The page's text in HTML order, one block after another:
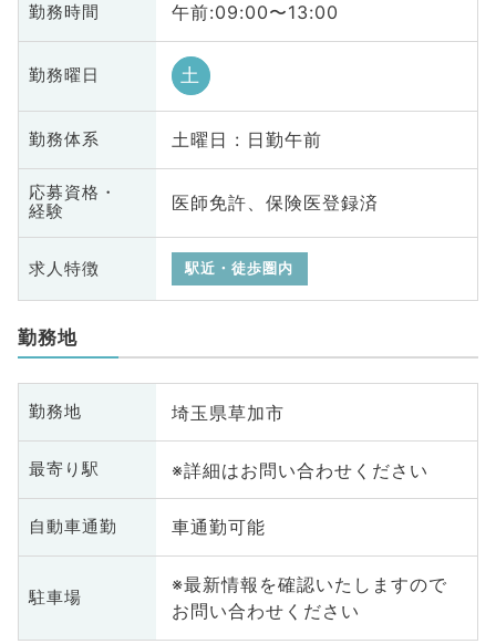
勤務時間 午前:09:00〜13:00
勤務曜日 土
勤務体系 土曜日 : 日勤午前
応募資格・
経験
医師免許、保険医登録済
求人特徴 駅近・徒歩圏内
勤務地
勤務地 埼玉県草加市
最寄り駅 ※詳細はお問い合わせください
自動車通勤 車通勤可能
駐車場
※最新情報を確認いたしますので
お問い合わせください